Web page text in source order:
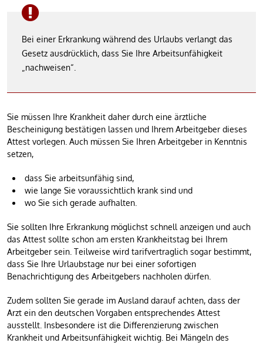
Bei einer Erkrankung während des Urlaubs verlangt das
Gesetz ausdrücklich, dass Sie Ihre Arbeitsunfähigkeit
„nachweisen“.
Sie müssen Ihre Krankheit daher durch eine ärztliche
Bescheinigung bestätigen lassen und Ihrem Arbeitgeber dieses
Attest vorlegen. Auch müssen Sie Ihren Arbeitgeber in Kenntnis
setzen,
dass Sie arbeitsunfähig sind,
wie lange Sie voraussichtlich krank sind und
wo Sie sich gerade aufhalten.
Sie sollten Ihre Erkrankung möglichst schnell anzeigen und auch
das Attest sollte schon am ersten Krankheitstag bei Ihrem
Arbeitgeber sein. Teilweise wird tarifvertraglich sogar bestimmt,
dass Sie Ihre Urlaubstage nur bei einer sofortigen
Benachrichtigung des Arbeitgebers nachholen dürfen.
Zudem sollten Sie gerade im Ausland darauf achten, dass der
Arzt ein den deutschen Vorgaben entsprechendes Attest
ausstellt. Insbesondere ist die Differenzierung zwischen
Krankheit und Arbeitsunfähigkeit wichtig. Bei Mängeln des